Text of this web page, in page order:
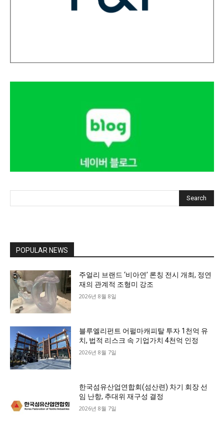
Search
POPULAR NEWS
주얼리 브랜드 ‘비아연’ 론칭 전시 개최, 정연
재의 관계적 조형미 강조
2026년 8월 8일
블루엘리펀트 어펄마캐피탈 투자 1천억 유
치, 법적 리스크 속 기업가치 4천억 인정
2026년 8월 7일
한국섬유산업연합회(섬산련) 차기 회장 선
임 난항, 추대위 재구성 결정
2026년 8월 7일